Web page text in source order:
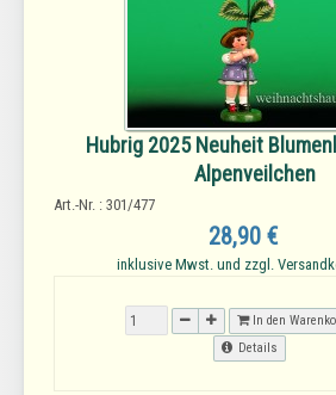
Hubrig 2025 Neuheit
Alpenveilchen
Art.-Nr. : 301/477
28,90 €
inklusive Mwst. und zzgl.
In den
Details